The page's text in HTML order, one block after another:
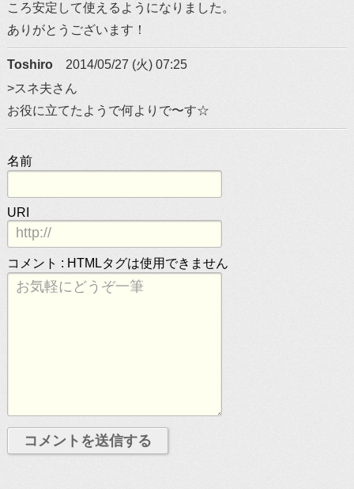
ころ安定して使えるようになりました。
ありがとうございます！
Toshiro 2014/05/27 (火) 07:25
>スネ夫さん
お役に立てたようで何よりで〜す☆
名前
URI
コメント : HTMLタグは使用できません